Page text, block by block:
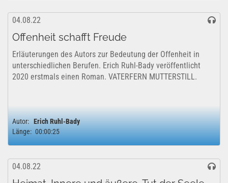
04.08.22
Offenheit schafft Freude
Erläuterungen des Autors zur Bedeutung der Offenheit in
unterschiedlichen Berufen. Erich Ruhl-Bady veröffentlicht
2020 erstmals einen Roman. VATERFERN MUTTERSTILL.
Autor: Erich Ruhl-Bady
Länge: 00:00:25
04.08.22